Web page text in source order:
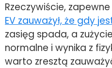
Rzeczywiście,
EV zauważył, że gdy
zasięg spada, a
normalne i wynika z
warto zresztą